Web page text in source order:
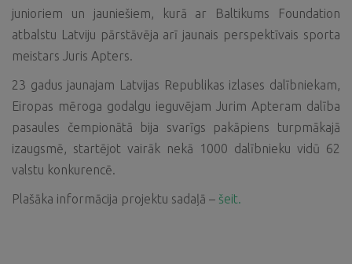
junioriem un jauniešiem, kurā ar Baltikums Foundation
atbalstu Latviju pārstāvēja arī jaunais perspektīvais sporta
meistars Juris Apters.
23 gadus jaunajam Latvijas Republikas izlases dalībniekam,
Eiropas mēroga godalgu ieguvējam Jurim Apteram dalība
pasaules čempionātā bija svarīgs pakāpiens turpmākajā
izaugsmē, startējot vairāk nekā 1000 dalībnieku vidū 62
valstu konkurencē.
Plašāka informācija projektu sadaļā – šeit.